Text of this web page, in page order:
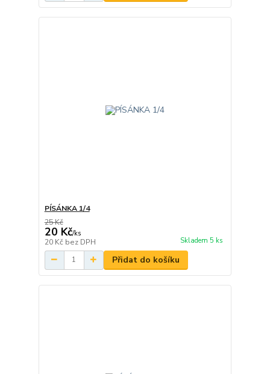
PÍSÁNKA 1/4
25 Kč
20 Kč/ks
20 Kč bez DPH Skladem 5 ks
Přidat do košíku